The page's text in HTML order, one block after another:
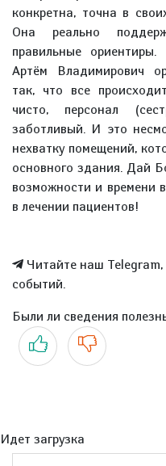
конкретна, точна в
Она реально
правильные ориентиры.
Артём Владимирович
так, что все
чисто, персонал
заботливый. И это
нехватку помещений,
основного здания. Дай
возможности и времени
в лечении пациентов!
Читайте наш Telegram,
событий.
Были ли сведения
Да Нет
Идет загрузка